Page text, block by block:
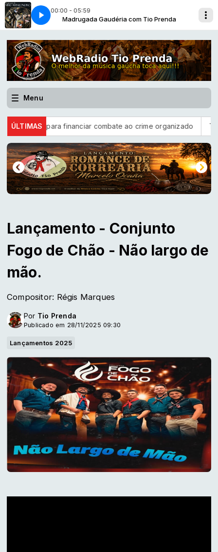
00:00 - 05:59
Madrugada Gaudéria com Tio Prenda
Missioneiro Arrebentando os Mondongo - Xirú Missioneiro
Menu
ÚLTIMAS
para financiar combate ao crime organizado TSE define
Lançamento - Conjunto
Fogo de Chão - Não largo de
mão.
Compositor: Régis Marques
Por Tio Prenda
Publicado em 28/11/2025 09:30
Lançamentos 2025